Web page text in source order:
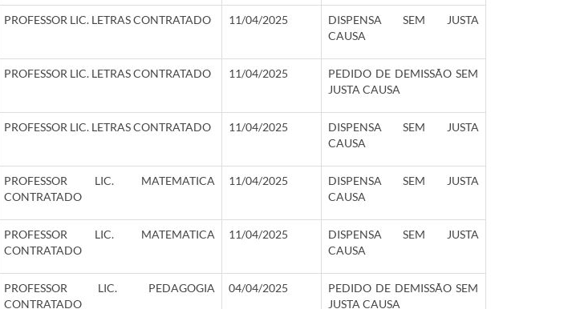
PROFESSOR LIC. LETRAS CONTRATADO 11/04/2025
DISPENSA SEM JUSTA
CAUSA
PROFESSOR LIC. LETRAS CONTRATADO 11/04/2025
PEDIDO DE DEMISSÃO SEM
JUSTA CAUSA
PROFESSOR LIC. LETRAS CONTRATADO 11/04/2025
DISPENSA SEM JUSTA
CAUSA
PROFESSOR LIC. MATEMATICA
CONTRATADO
11/04/2025
DISPENSA SEM JUSTA
CAUSA
PROFESSOR LIC. MATEMATICA
CONTRATADO
11/04/2025
DISPENSA SEM JUSTA
CAUSA
PROFESSOR LIC. PEDAGOGIA
CONTRATADO
04/04/2025
PEDIDO DE DEMISSÃO SEM
JUSTA CAUSA